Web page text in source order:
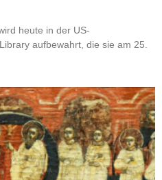
heute in der US-
aufbewahrt, die sie am 25.